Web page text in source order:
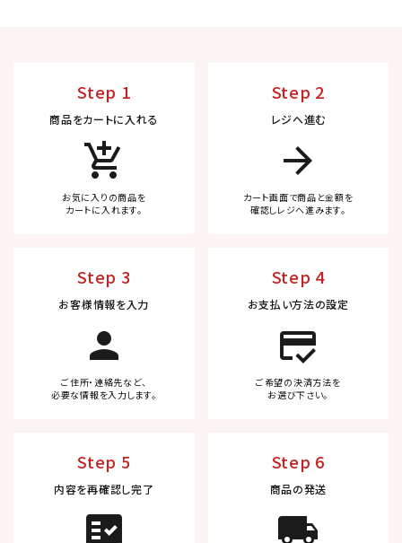
Step 1
商品をカートに入れる
add_shopping_cart
お気に入りの商品を
カートに入れます。
Step 2
レジへ進む
arrow_forward
カート画面で商品と金額を
確認しレジへ進みます。
Step 3
お客様情報を入力
person
ご住所・連絡先など、
必要な情報を入力します。
Step 4
お支払い方法の設定
credit_score
ご希望の決済方法を
お選び下さい。
Step 5
内容を再確認し完了
fact_check
Step 6
商品の発送
local_shipping